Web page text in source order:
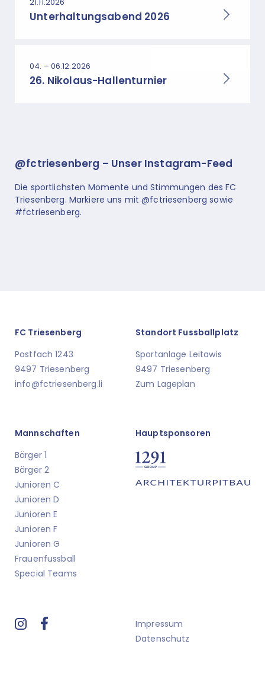
Unterhaltungsabend 2026
04. – 06.12.2026
26. Nikolaus-Hallenturnier
@fctriesenberg – Unser Instagram-Feed
Die sportlichsten Momente und Stimmungen des FC
Triesenberg. Markiere uns mit @fctriesenberg sowie
#fctriesenberg.
FC Triesenberg
Postfach 1243
9497 Triesenberg
info@fctriesenberg.li
Standort Fussballplatz
Sportanlage Leitawis
9497 Triesenberg
Zum Lageplan
Mannschaften
Bärger 1
Bärger 2
Junioren C
Junioren D
Junioren E
Junioren F
Junioren G
Frauenfussball
Special Teams
Hauptsponsoren
Impressum
Datenschutz